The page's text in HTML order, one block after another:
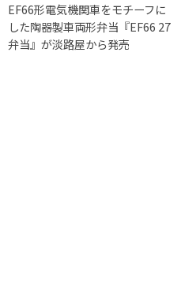
EF66形電気機関車をモチーフに
した陶器製車両形弁当『EF66 27
弁当』が淡路屋から発売